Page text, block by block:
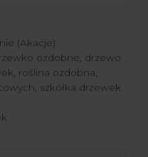
(Akacje)
ozdobne drzewo
roślina ozdobna
szkółka drzewek